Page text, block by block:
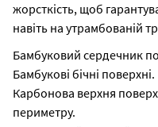
жорсткість, щоб
навіть на утрамбованій
Бамбуковий сердечник
Бамбукові бічні поверхні.
Карбонова верхня
периметру.